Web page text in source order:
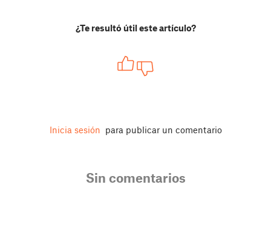
¿Te resultó útil este artículo?
Inicia sesión para publicar un comentario
Sin comentarios